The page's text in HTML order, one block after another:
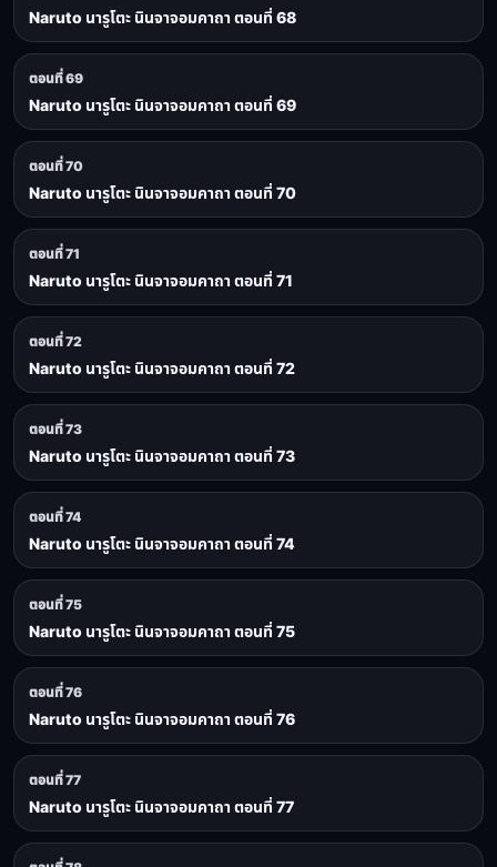
Naruto นารูโตะ นินจาจอมคาถา ตอนที่ 68
ตอนที่ 69
Naruto นารูโตะ นินจาจอมคาถา ตอนที่ 69
ตอนที่ 70
Naruto นารูโตะ นินจาจอมคาถา ตอนที่ 70
ตอนที่ 71
Naruto นารูโตะ นินจาจอมคาถา ตอนที่ 71
ตอนที่ 72
Naruto นารูโตะ นินจาจอมคาถา ตอนที่ 72
ตอนที่ 73
Naruto นารูโตะ นินจาจอมคาถา ตอนที่ 73
ตอนที่ 74
Naruto นารูโตะ นินจาจอมคาถา ตอนที่ 74
ตอนที่ 75
Naruto นารูโตะ นินจาจอมคาถา ตอนที่ 75
ตอนที่ 76
Naruto นารูโตะ นินจาจอมคาถา ตอนที่ 76
ตอนที่ 77
Naruto นารูโตะ นินจาจอมคาถา ตอนที่ 77